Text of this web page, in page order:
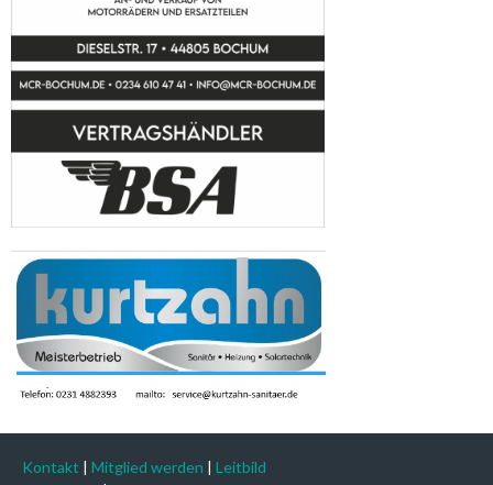
Kontakt | Mitglied werden | Leitbild